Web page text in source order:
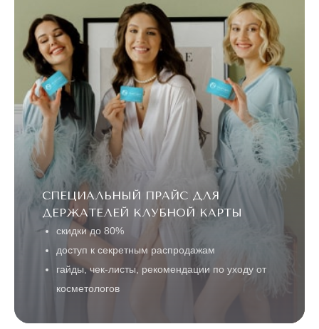
СПЕЦИАЛЬНЫЙ ПРАЙС ДЛЯ
ДЕРЖАТЕЛЕЙ КЛУБНОЙ КАРТЫ
скидки до 80%
доступ к секретным распродажам
гайды, чек-листы, рекомендации по уходу от
косметологов